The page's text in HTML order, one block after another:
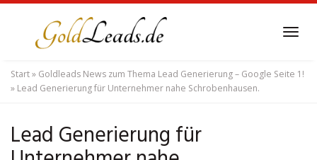
content
Start» Goldleads News zum Thema Lead Generierung – Google Seite 1!
» Lead Generierung für Unternehmer nahe Schrobenhausen.
Lead Generierung für